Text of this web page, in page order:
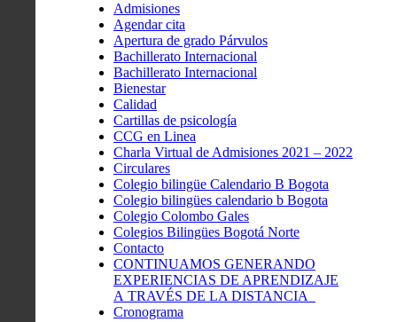
Admisiones
Agendar cita
Apertura de grado Párvulos
Bachillerato Internacional
Bachillerato Internacional
Bienestar
Calidad
Cartillas de psicología
CCG en Linea
Charla Virtual de Admisiones 2021 – 2022
Circulares
Colegio bilingüe Calendario B Bogota
Colegio bilingües calendario b Bogota
Colegio Colombo Gales
Colegios Bilingües Bogotá Norte
Contacto
CONTINUAMOS GENERANDO
EXPERIENCIAS DE APRENDIZAJE
A TRAVÉS DE LA DISTANCIA
Cronograma